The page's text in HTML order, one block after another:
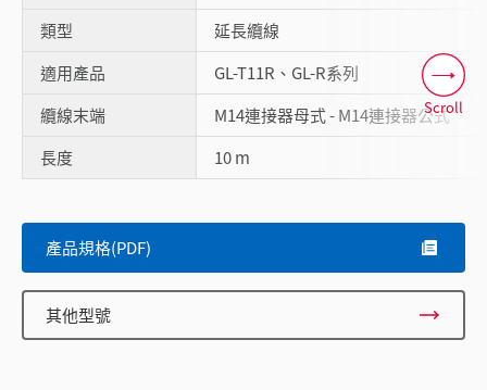
類型
延長纜線
適用產品
GL-T11R、GL-R系列
纜線末端
M14連接器母式 - M14連接器公式
長度
10 m
Scroll
產品規格(PDF)
其他型號